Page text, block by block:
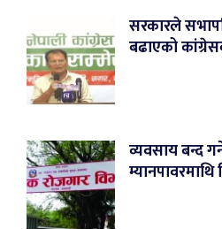
सरकारले
बढाएको
व्यवसाय बन्द